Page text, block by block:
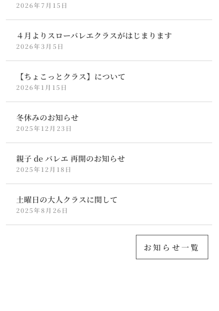
2026年7月15日
４月よりスローバレエクラスがはじまります
2026年3月5日
【ちょこっとクラス】について
2026年1月15日
冬休みのお知らせ
2025年12月23日
親子 de バレエ 再開のお知らせ
2025年12月18日
土曜日の大人クラスに関して
2025年8月26日
お知らせ一覧